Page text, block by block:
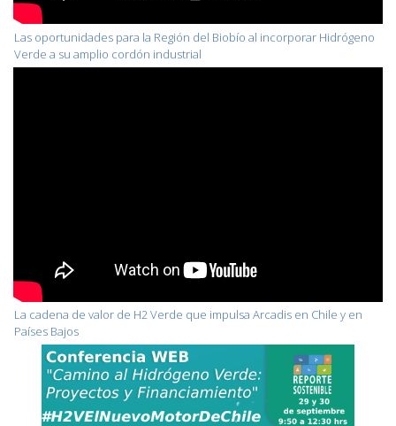
Las oportunidades para la Región del Biobío al incorporar Hidrógeno
Verde a su amplio cordón industrial
La cadena de valor de H2 Verde que impulsa Arcadis en Chile y en
Países Bajos